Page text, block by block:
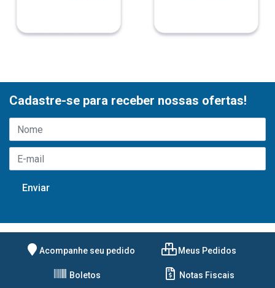
Cadastre-se para receber nossas ofertas!
Acompanhe seu pedido Meus Pedidos
Boletos Notas Fiscais